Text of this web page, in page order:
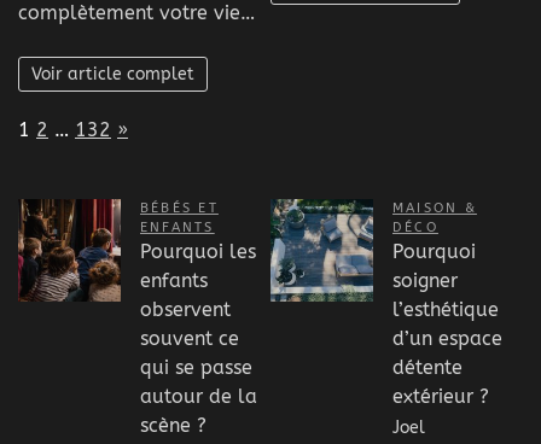
complètement votre vie…
Voir article complet
Page:
1 2 … 132 Next
»
BÉBÉS ET
ENFANTS
Pourquoi les
enfants
observent
souvent ce
qui se passe
autour de la
scène ?
MAISON &
DÉCO
Pourquoi
soigner
l’esthétique
d’un espace
détente
extérieur ?
Joel